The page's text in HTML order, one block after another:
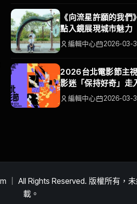
《向流星許願的我
點入鏡展現城市魅力
編輯中心 2026-03-
2026台北電影節主
影迷「保持好奇」走
編輯中心 2026-03-
｜ All Rights Reserved. 版權所有，
載。